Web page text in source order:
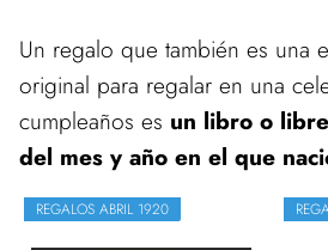
Un regalo que también es una
original para regalar en una
cumpleaños es un libro o
del mes y año en el que
REGALOS ABRIL 1920